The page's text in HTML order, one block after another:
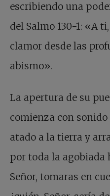
escribiendo una
del Salmo 130-1: «A
clamor desde las
abismo».
La apertura de su
comienza con sonido
atado a la tierra y
por toda la agobiada
Señor, tomaras en